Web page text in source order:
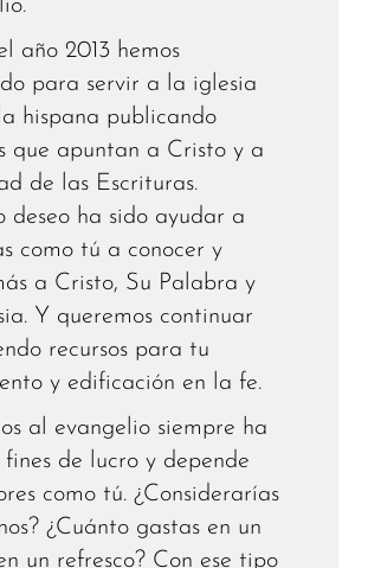
año 2013 hemos
para servir a la iglesia
hispana publicando
que apuntan a Cristo y a
de las Escrituras.
deseo ha sido ayudar a
como tú a conocer y
a Cristo, Su Palabra y
Y queremos continuar
recursos para tu
y edificación en la fe.
al evangelio siempre ha
fines de lucro y depende
como tú. ¿Considerarías
¿Cuánto gastas en un
un refresco? Con ese tipo